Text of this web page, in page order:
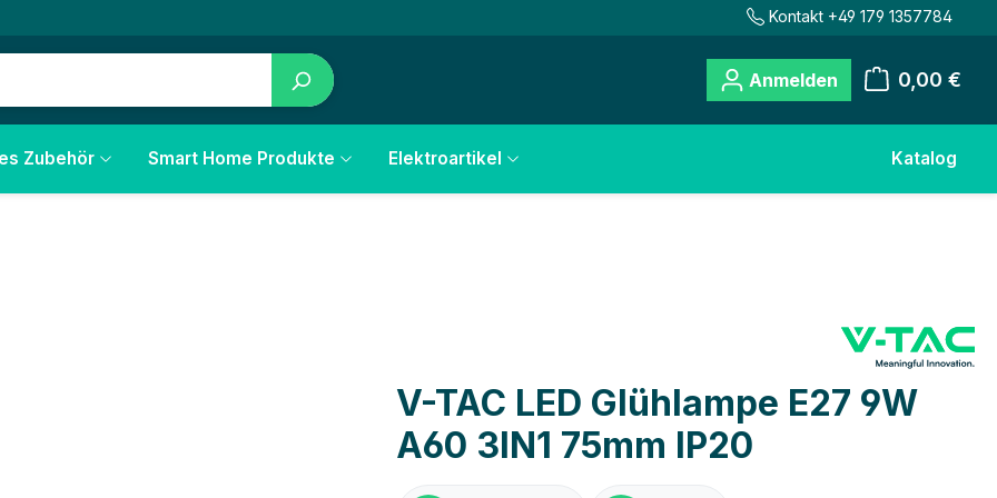
Kontakt +49 179 1357784
Anmelden 0,00 €
Zubehör Smart Home Produkte Elektroartikel Katalog
V-TAC LED Glühlampe E27 9W
A60 3IN1 75mm IP20